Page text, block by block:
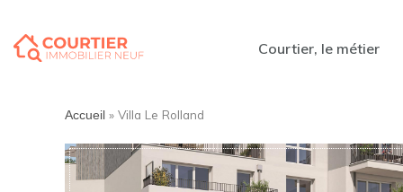
Courtier, le métier
Accueil » Villa Le Rolland